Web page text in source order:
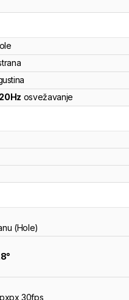
Hz osvežavanje
(Hole)
°
30fps